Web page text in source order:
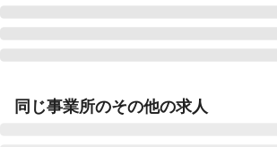
平あじさい公園
東京都小平市仲町293-5
同じ事業所のその他の求人